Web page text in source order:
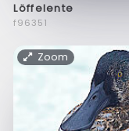
Löffelente
f96351
Zoom